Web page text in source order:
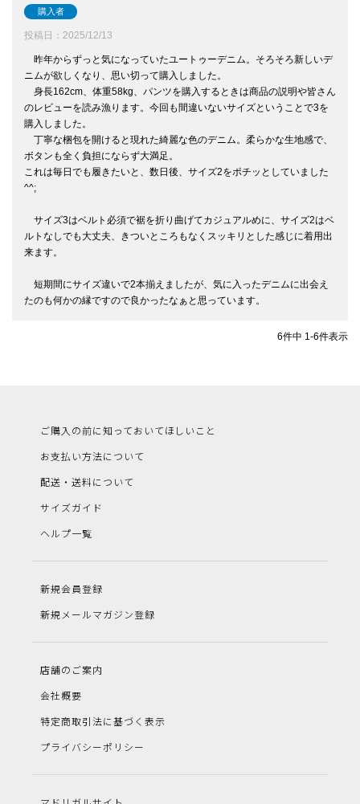
購入者
投稿日 2025/12/13
昨年からずっと気になっていたユートゥーデニム。そろそろ新しいデ
ニムが欲しくなり、思い切って購入しました。
身長162cm、体重58kg、パンツを購入するときは商品の説明や皆さん
のレビューを読み漁ります。今回も間違いないサイズということで3を
購入しました。
丁寧な梱包を開けると現れた綺麗な色のデニム。柔らかな生地感で、
ボタンも全く負担にならず大満足。
これは毎日でも履きたいと、数日後、サイズ2をポチッとしていました
^^;
サイズ3はベルト必須で裾を折り曲げてカジュアルめに、サイズ2はベ
ルトなしでも大丈夫、きついところもなくスッキリとした感じに着用出
来ます。
短期間にサイズ違いで2本揃えましたが、気に入ったデニムに出会え
たのも何かの縁ですので良かったなぁと思っています。
6件中 1-6件表示
ご購入の前に知っておいてほしいこと
お支払い方法について
配送・送料について
サイズガイド
ヘルプ一覧
新規会員登録
新規メールマガジン登録
店舗のご案内
会社概要
特定商取引法に基づく表示
プライバシーポリシー